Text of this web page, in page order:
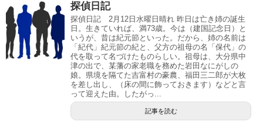
探偵日記
探偵日記 2月12日水曜日晴れ 昨日は亡き姉の誕生
日。生きていれば、満73歳。今は（建国記念日）と
いうが、昔は紀元節といった。だから、姉の名前は
「紀代」紀元節の紀と、父方の祖母の名「保代」の
代を取って名づけたものらしい。祖母は、大分県中
津の出で、某藩の家老職を務めた岩田なにがしの
娘。県境を隔てた吉富村の豪農、福田三二郎が大枚
を差し出し、（床の間に飾っておきます）などと言
って迎えた由。したがっ...
記事を読む